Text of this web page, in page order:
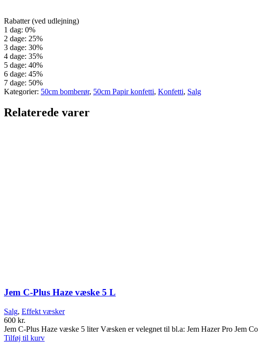
Rabatter (ved udlejning)
1 dag: 0%
2 dage: 25%
3 dage: 30%
4 dage: 35%
5 dage: 40%
6 dage: 45%
7 dage: 50%
Kategorier: 50cm bomberør, 50cm Papir konfetti, Konfetti, Salg
Relaterede varer
Jem C-Plus Haze væske 5 L
Salg, Effekt væsker
600 kr.
Jem C-Plus Haze væske 5 liter Væsken er velegnet til bl.a: Jem Hazer Pro Jem
Tilføj til kurv